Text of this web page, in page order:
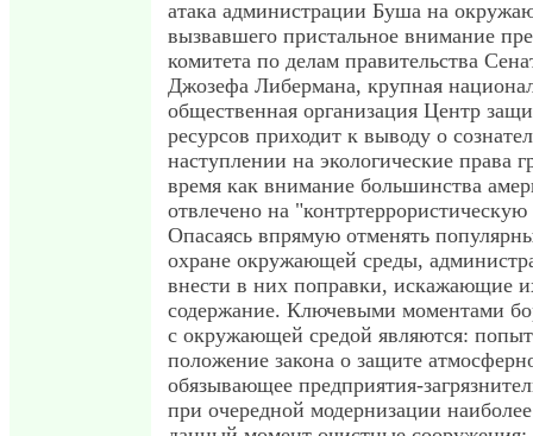
атака администрации Буша на
вызвавшего пристальное внимание
комитета по делам правительства
Джозефа Либермана, крупная
общественная организация Центр
ресурсов приходит к выводу о
наступлении на экологические права
время как внимание большинства
отвлечено на
Опасаясь впрямую отменять
охране окружающей среды,
внести в них поправки, искажающие
содержание. Ключевыми моментами
с окружающей средой являются:
положение закона о защите
обязывающее предприятия-
при очередной модернизации